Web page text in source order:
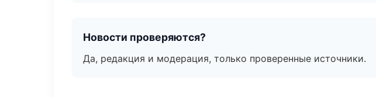
Новости проверяются?
Да, редакция и модерация, только проверенные источники.